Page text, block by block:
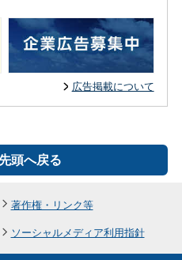
広告掲載について
頭へ戻る
著作権・リンク等
ソーシャルメディア利用指針